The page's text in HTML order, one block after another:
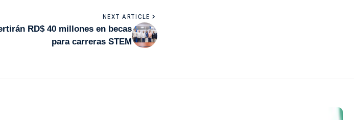
NEXT ARTICLE
RD$ 40 millones en becas
para carreras STEM